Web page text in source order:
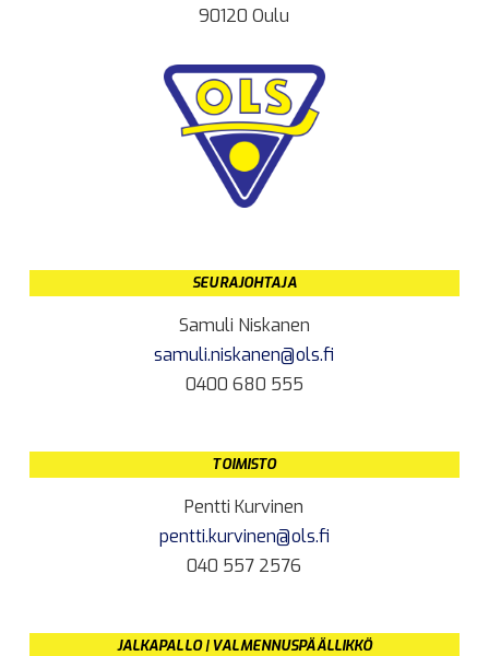
90120 Oulu
SEURAJOHTAJA
Samuli Niskanen
samuli.niskanen@ols.fi
0400 680 555
TOIMISTO
Pentti Kurvinen
pentti.kurvinen@ols.fi
040 557 2576
JALKAPALLO | VALMENNUSPÄÄLLIKKÖ